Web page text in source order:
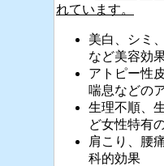
れています。
美白、シミ
など美容効
アトピー性
喘息などの
生理不順、
ど女性特有
肩こり、腰
科的効果